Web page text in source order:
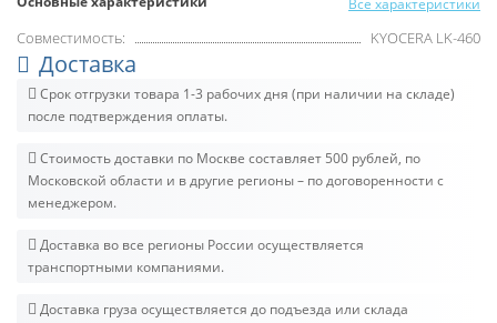
Все характеристики
Совместимость: KYOCERA LK-460
Доставка
Срок отгрузки товара 1-3 рабочих дня (при наличии на складе)
после подтверждения оплаты.
Стоимость доставки по Москве составляет 500 рублей, по
Московской области и в другие регионы – по договоренности с
менеджером.
Доставка во все регионы России осуществляется
транспортными компаниями.
Доставка груза осуществляется до подъезда или склада